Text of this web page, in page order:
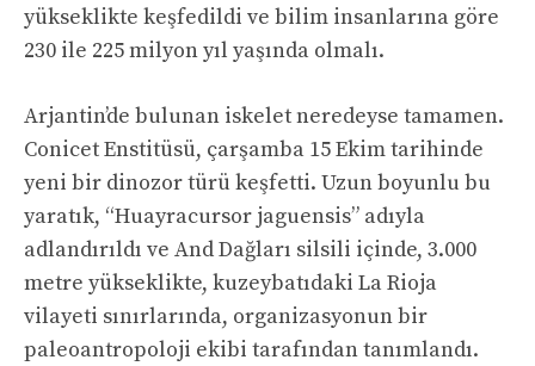
yükseklikte keşfedildi ve bilim insanlarına göre
230 ile 225 milyon yıl yaşında olmalı.
Arjantin’de bulunan iskelet neredeyse tamamen.
Conicet Enstitüsü, çarşamba 15 Ekim tarihinde
yeni bir dinozor türü keşfetti. Uzun boyunlu bu
yaratık, “Huayracursor jaguensis” adıyla
adlandırıldı ve And Dağları silsili içinde, 3.000
metre yükseklikte, kuzeybatıdaki La Rioja
vilayeti sınırlarında, organizasyonun bir
paleoantropoloji ekibi tarafından tanımlandı.